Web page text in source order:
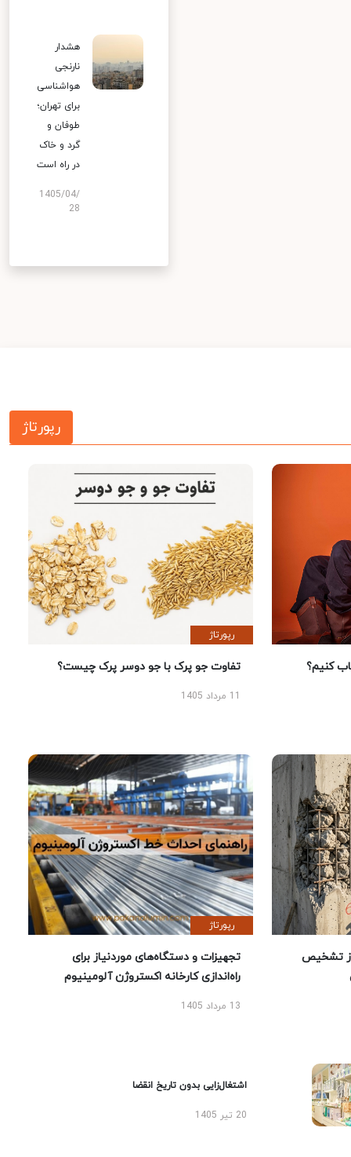
هشدار
نارنجی
هواشناسی
برای تهران؛
طوفان و
گرد و خاک
در راه است
1405/04/
28
رپورتاژ
کنیم؟
رپورتاژ
تفاوت جو پرک با جو دوسر پرک چیست؟
تشخیص
رپورتاژ
تجهیزات و دستگاه‌های موردنیاز برای
راه‌اندازی کارخانه اکستروژن آلومینیوم
13 مرداد 1405
اشتغال‌زایی بدون تاریخ انقضا
20 تیر 1405